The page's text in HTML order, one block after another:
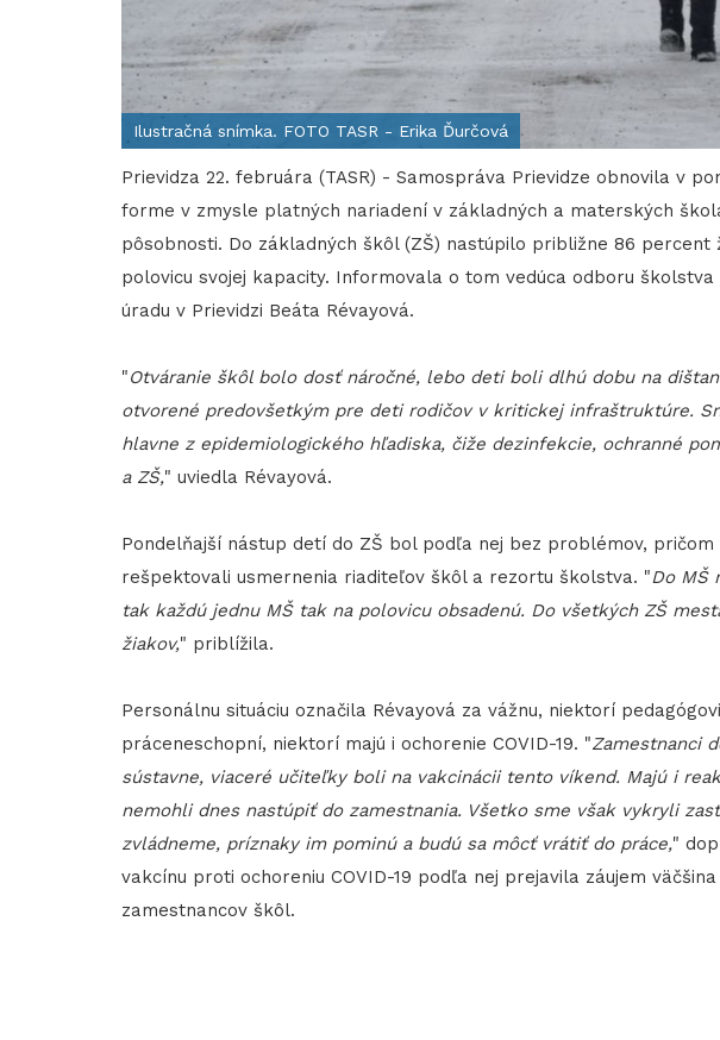
Ilustračná snímka. FOTO TASR - Erika Ďurčová
Prievidza 22. februára (TASR) - Samospráva Prievidze obnovila v
forme v zmysle platných nariadení v základných a materských
pôsobnosti. Do základných škôl (ZŠ) nastúpilo približne 86 percent
polovicu svojej kapacity. Informovala o tom vedúca odboru
úradu v Prievidzi Beáta Révayová.
"Otváranie škôl bolo dosť náročné, lebo deti boli dlhú dobu na
otvorené predovšetkým pre deti rodičov v kritickej infraštruktúre.
hlavne z epidemiologického hľadiska, čiže dezinfekcie, ochranné
a ZŠ," uviedla Révayová.
Pondelňajší nástup detí do ZŠ bol podľa nej bez problémov,
rešpektovali usmernenia riaditeľov škôl a rezortu školstva. "Do MŠ
tak každú jednu MŠ tak na polovicu obsadenú. Do všetkých ZŠ
žiakov," priblížila.
Personálnu situáciu označila Révayová za vážnu, niektorí
práceneschopní, niektorí majú i ochorenie COVID-19. "Zamestnanci
sústavne, viaceré učiteľky boli na vakcinácii tento víkend. Majú i
nemohli dnes nastúpiť do zamestnania. Všetko sme však vykryli
zvládneme, príznaky im pominú a budú sa môcť vrátiť do práce,"
vakcínu proti ochoreniu COVID-19 podľa nej prejavila záujem
zamestnancov škôl.